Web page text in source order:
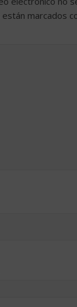
marcados